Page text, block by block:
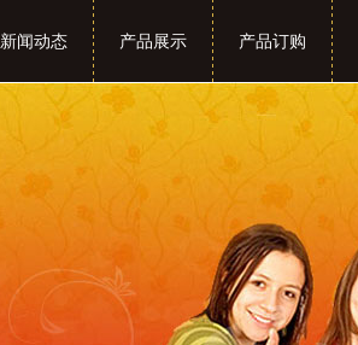
新闻动态 产品展示 产品订购